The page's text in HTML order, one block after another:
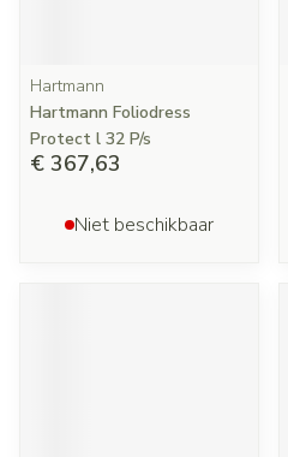
Hartmann
Hartmann Foliodress
Protect l 32 P/s
€ 367,63
Niet beschikbaar